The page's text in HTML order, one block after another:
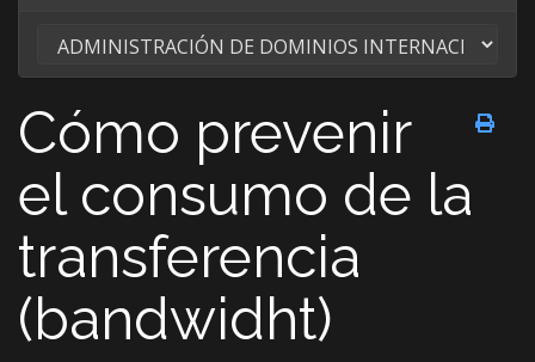
Cómo prevenir
el consumo de la
transferencia
(bandwidht)